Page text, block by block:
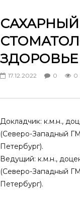
дентальной
0
0 3 0
ЗДОРОВЬЕ
17.12.2022 0 0
Докладчик: к.м.н.,
(Северо-Западный
Петербург).
Ведущий: к.м.н.,
(Северо-Западный
Петербург).